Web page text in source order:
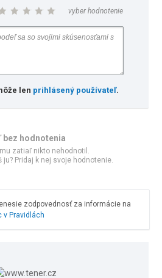
vyber hodnotenie
len prihlásený používateľ.
bez hodnotenia
zatiaľ nikto nehodnotil.
ju? Pridaj k nej svoje hodnotenie.
zodpovednosť za informácie na
v Pravidlách